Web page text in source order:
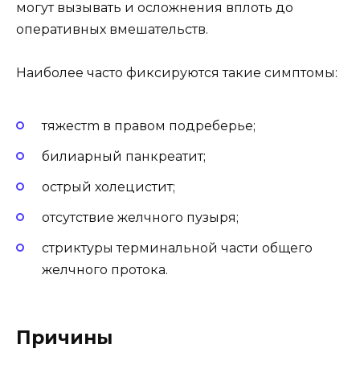
могут вызывать и осложнения вплоть до
оперативных вмешательств.
Наиболее часто фиксируются такие симптомы:
тяжестm в правом подреберье;
билиарный панкреатит;
острый холецистит;
отсутствие желчного пузыря;
стриктуры терминальной части общего
желчного протока.
Причины